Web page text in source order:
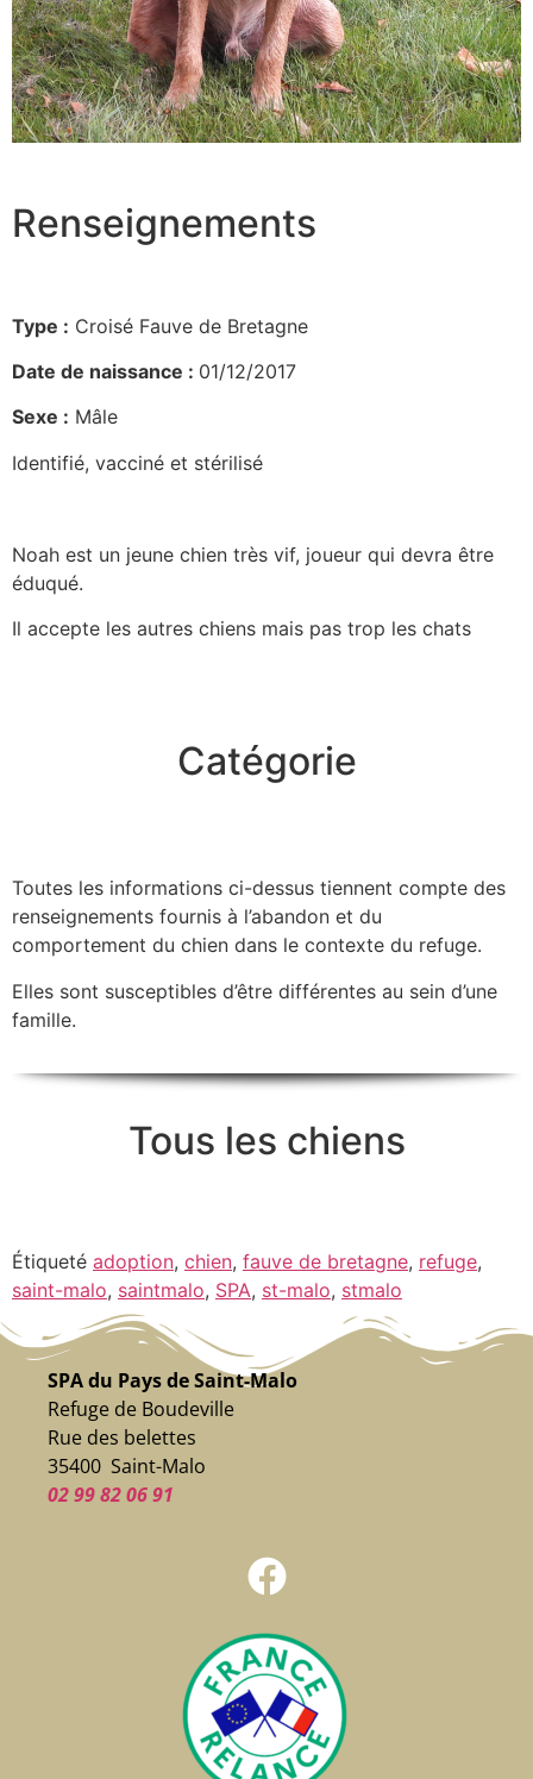
Renseignements
Type : Croisé Fauve de Bretagne
Date de naissance : 01/12/2017
Sexe : Mâle
Identifié, vacciné et stérilisé
Noah est un jeune chien très vif, joueur qui devra être
éduqué.
Il accepte les autres chiens mais pas trop les chats
Catégorie
Toutes les informations ci-dessus tiennent compte des
renseignements fournis à l’abandon et du
comportement du chien dans le contexte du refuge.
Elles sont susceptibles d’être différentes au sein d’une
famille.
Tous les chiens
Étiqueté adoption, chien, fauve de bretagne, refuge,
saint-malo, saintmalo, SPA, st-malo, stmalo
SPA du Pays de Saint-Malo
Refuge de Boudeville
Rue des belettes
35400 Saint-Malo
02 99 82 06 91